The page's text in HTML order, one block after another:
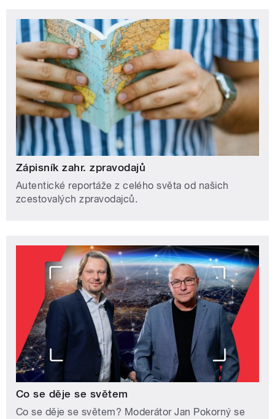
Zápisník zahr. zpravodajů
Autentické reportáže z celého světa od našich
zcestovalých zpravodajců.
Co se děje se světem
Co se děje se světem? Moderátor Jan Pokorný se